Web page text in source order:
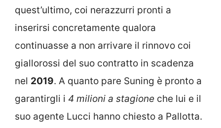
quest’ultimo, coi nerazzurri pronti a
inserirsi concretamente qualora
continuasse a non arrivare il rinnovo coi
giallorossi del suo contratto in scadenza
nel 2019. A quanto pare Suning è pronto a
garantirgli i 4 milioni a stagione che lui e il
suo agente Lucci hanno chiesto a Pallotta.